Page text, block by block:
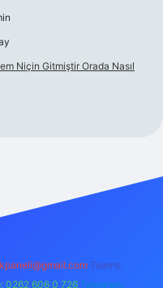
Niçin Gitmiştir Orada Nasıl
Teams:
0262 606 0 726 Telegram: